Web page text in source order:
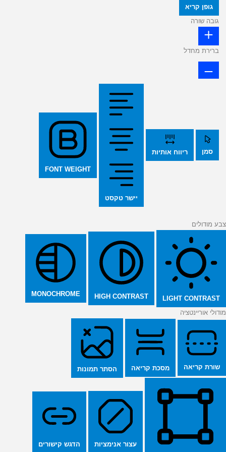
גופן קריא
גובה שורה
ברירת מחדל
סמן ריווח אותיות
יישר טקסט
FONT WEIGHT
צבע מודולים
LIGHT CONTRAST
HIGH CONTRAST
MONOCHROME
מודולי אוריינטציה
שורת קריאה מסכת קריאה הסתר תמונות
עצור אנימציות הדגש קישורים